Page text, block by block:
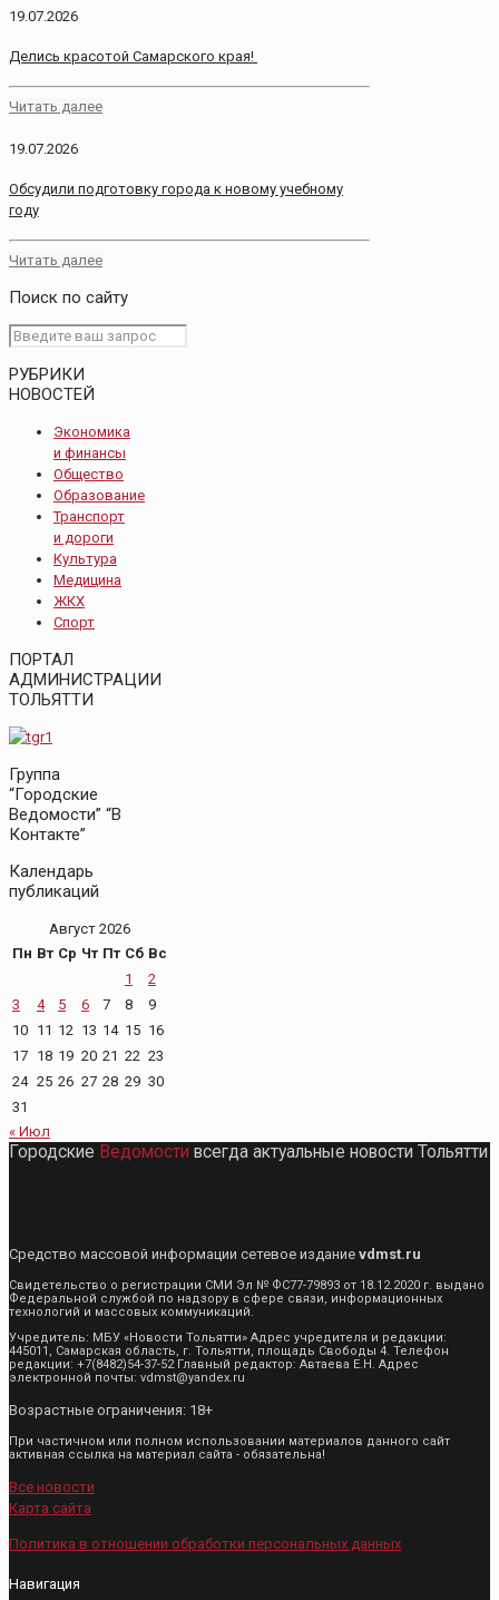
19.07.2026
Делись красотой Самарского края!
Читать далее
19.07.2026
Обсудили подготовку города к новому учебному
году
Читать далее
Поиск по сайту
РУБРИКИ
НОВОСТЕЙ
Экономика
и финансы
Общество
Образование
Транспорт
и дороги
Культура
Медицина
ЖКХ
Спорт
ПОРТАЛ
АДМИНИСТРАЦИИ
ТОЛЬЯТТИ
Группа
“Городские
Ведомости” “В
Контакте”
Календарь
публикаций
Август 2026
Пн Вт Ср Чт Пт Сб Вс
1
2
3
4 5 6 7 8
9
10 11 12 13 14 15 16
17 18 19 20 21 22 23
24 25 26 27 28 29 30
31
« Июл
Городские Ведомости всегда актуальные новости Тольятти
Средство массовой информации сетевое издание vdmst.ru
Свидетельство о регистрации СМИ Эл № ФС77-79893 от 18.12.2020 г. выдано
Федеральной службой по надзору в сфере связи, информационных
технологий и массовых коммуникаций.
Учредитель: МБУ «Новости Тольятти» Адрес учредителя и редакции:
445011, Самарская область, г. Тольятти, площадь Свободы 4. Телефон
редакции: +7(8482)54-37-52 Главный редактор: Автаева Е.Н. Адрес
электронной почты: vdmst@yandex.ru
Возрастные ограничения: 18+
При частичном или полном использовании материалов данного сайт
активная ссылка на материал сайта - обязательна!
Все новости
Карта сайта
Политика в отношении обработки персональных данных
Навигация